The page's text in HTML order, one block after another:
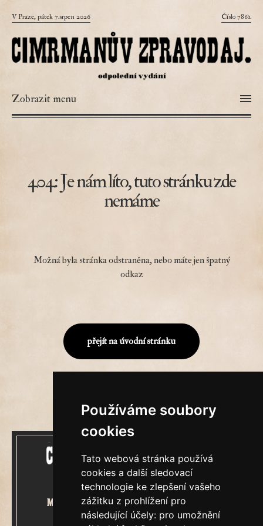
Používáme soubory
cookies
Tato webová stránka používá
cookies a další sledovací
technologie ke zlepšení vašeho
zážitku z prohlížení pro
následující účely: pro umožnění
V Praze, pátek 7.srpen 2026 Číslo 7861.
Zobrazit menu
404: Je nám líto, tuto stránku zde
nemáme
Možná byla stránka odstraněna, nebo máte jen špatný
odkaz
přejít na úvodní stránku
Mecenášem Cimrmanova Zpravodaje
je společnost